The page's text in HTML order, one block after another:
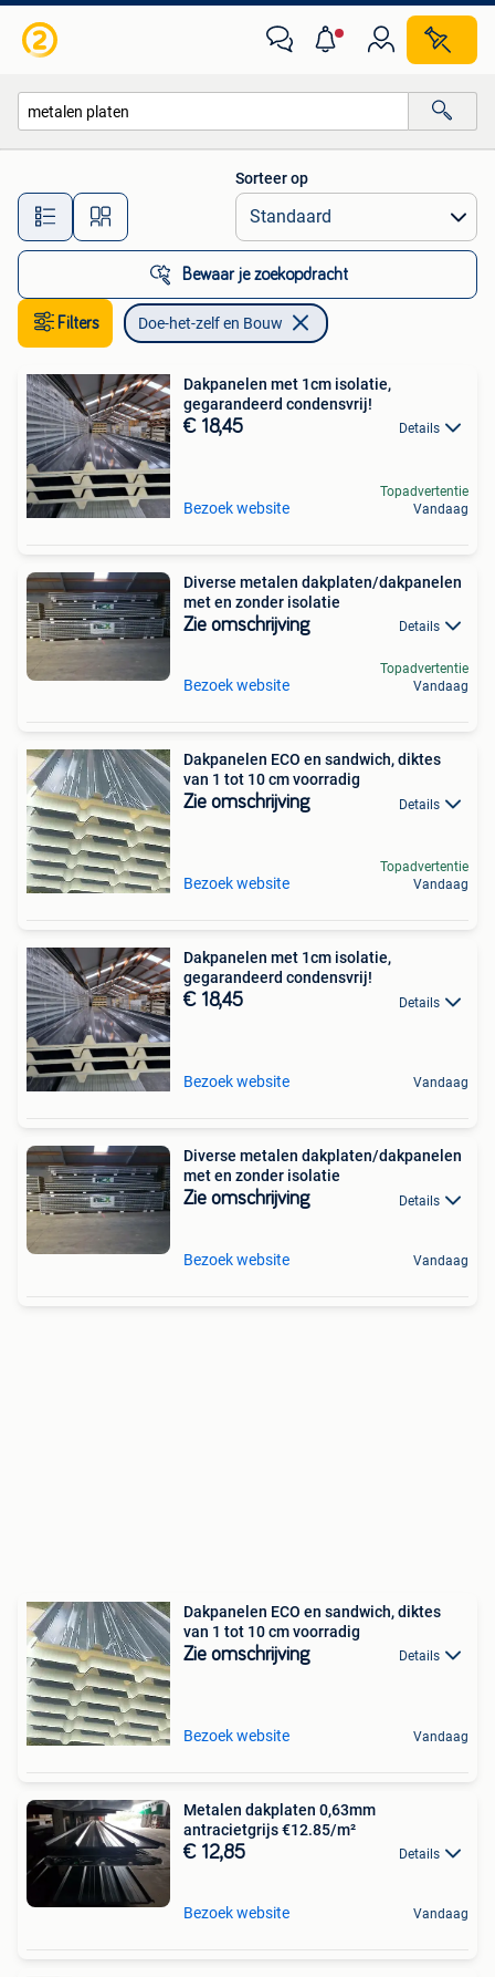
Alle afstanden…
Sorteer op
Bewaar je zoekopdracht
Filters Doe-het-zelf en Bouw
Dakpanelen met 1cm isolatie,
gegarandeerd condensvrij!
€ 18,45 Details
Bezoek website
Topadvertentie
Vandaag
Diverse metalen dakplaten/dakpanelen
met en zonder isolatie
Zie omschrijving Details
Bezoek website
Topadvertentie
Vandaag
Dakpanelen ECO en sandwich, diktes
van 1 tot 10 cm voorradig
Zie omschrijving Details
Bezoek website
Topadvertentie
Vandaag
Dakpanelen met 1cm isolatie,
gegarandeerd condensvrij!
€ 18,45 Details
Bezoek website Vandaag
Diverse metalen dakplaten/dakpanelen
met en zonder isolatie
Zie omschrijving Details
Bezoek website Vandaag
Dakpanelen ECO en sandwich, diktes
van 1 tot 10 cm voorradig
Zie omschrijving Details
Bezoek website Vandaag
Metalen dakplaten 0,63mm
antracietgrijs €12.85/m²
€ 12,85 Details
Bezoek website Vandaag